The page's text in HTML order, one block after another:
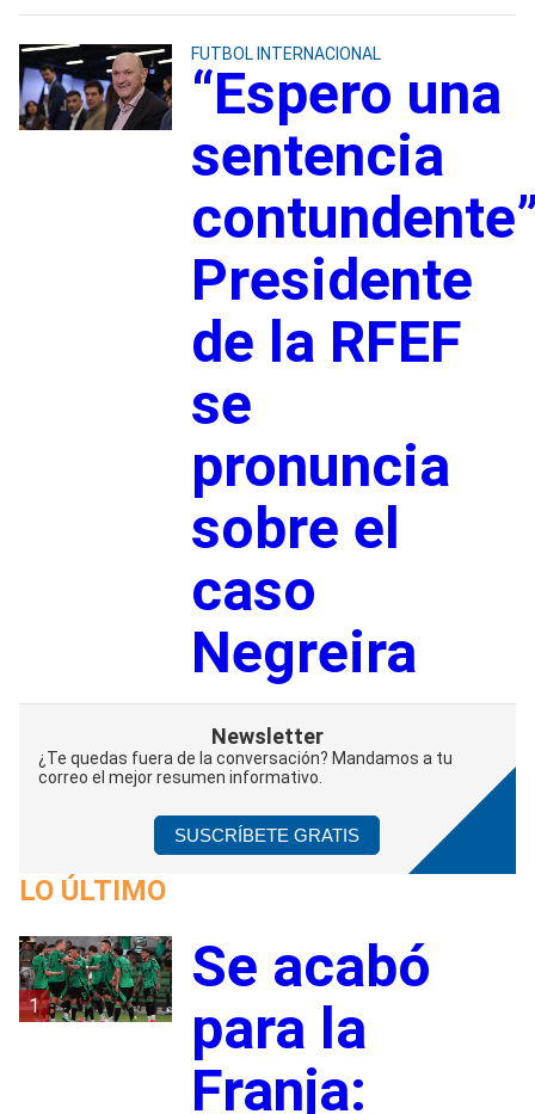
FUTBOL INTERNACIONAL
“Espero una
sentencia
Presidente
de la RFEF
se
pronuncia
sobre el
caso
Negreira
Newsletter
¿Te quedas fuera de la conversación? Mandamos a tu
correo el mejor resumen informativo.
SUSCRÍBETE GRATIS
LO ÚLTIMO
1
Se acabó
para la
Franja: